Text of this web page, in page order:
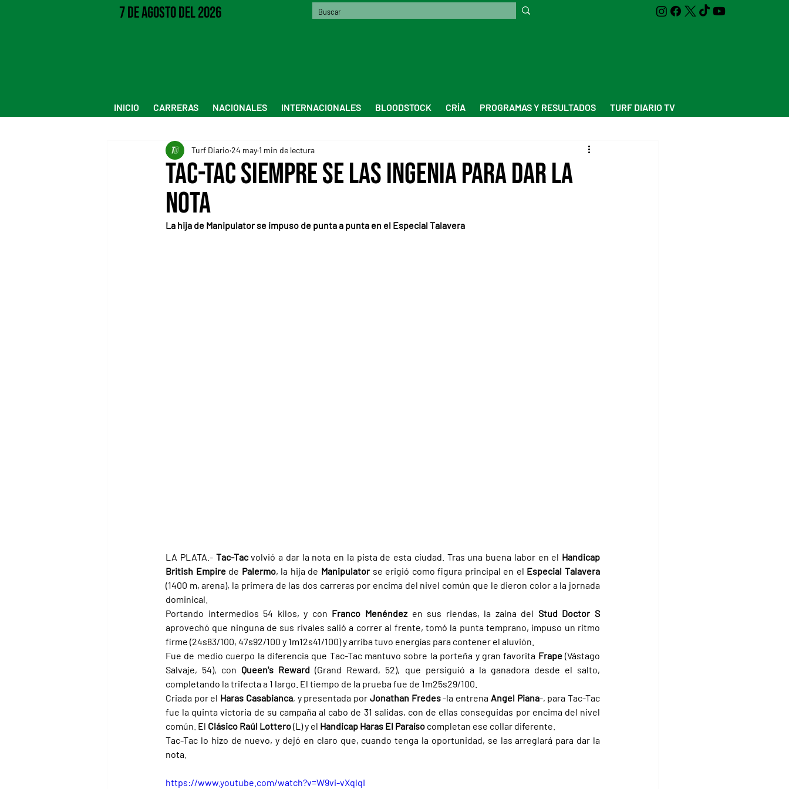
7 de Agosto del 2026
INICIO CARRERAS NACIONALES INTERNACIONALES BLOODSTOCK CRÍA PROGRAMAS Y RESULTADOS TURF DIARIO TV
Tac-Tac siempre se las ingenia para dar la
nota
Turf Diario 24 may1 min de lectura
La hija de Manipulator se impuso de punta a punta en el Especial Talavera
LA PLATA.- Tac-Tac volvió a dar la nota en la pista de esta ciudad. Tras una buena labor en el Handicap
British Empire de Palermo, la hija de Manipulator se erigió como figura principal en el
(1400 m, arena), la primera de las dos carreras por encima del nivel común que le dieron color a la jornada
dominical.
Portando intermedios 54 kilos, y con Franco Menéndez en sus riendas, la zaina del
aprovechó que ninguna de sus rivales salió a correr al frente, tomó la punta temprano, impuso un ritmo
firme (24s83/100, 47s92/100 y 1m12s41/100) y arriba tuvo energías para contener el aluvión.
Fue de medio cuerpo la diferencia que Tac-Tac mantuvo sobre la porteña y gran favorita Frape (Vástago
Salvaje, 54), con Queen's Reward (Grand Reward, 52), que persiguió a la ganadora desde el salto,
completando la trifecta a 1 largo. El tiempo de la prueba fue de 1m25s29/100.
Criada por el Haras Casabianca, y presentada por Jonathan Fredes -la entrena Angel Piana-, para Tac-Tac
fue la quinta victoria de su campaña al cabo de 31 salidas, con de ellas conseguidas por encima del nivel
común. El Clásico Raúl Lottero (L) y el Handicap Haras El Paraíso completan ese collar diferente.
Tac-Tac lo hizo de nuevo, y dejó en claro que, cuando tenga la oportunidad, se las arreglará para dar la
nota.
https://www.youtube.com/watch?v=W9vi-vXqlqI